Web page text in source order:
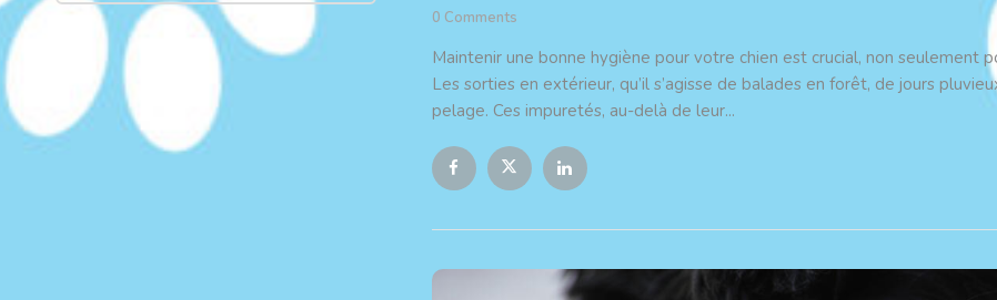
0 Comments
Maintenir une bonne hygiène pour votre chien est crucial, non seulement
Les sorties en extérieur, qu’il s’agisse de balades en forêt, de jours
pelage. Ces impuretés, au-delà de leur...